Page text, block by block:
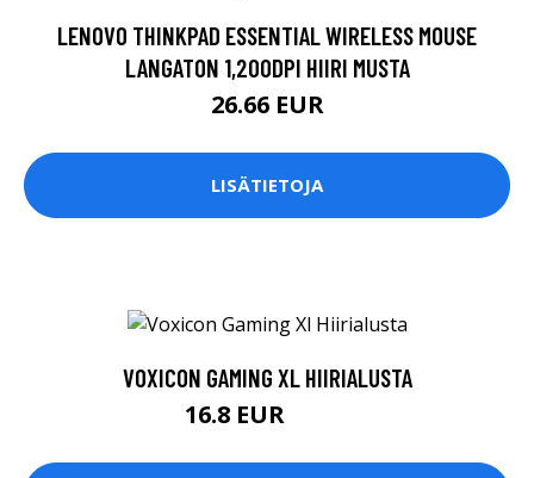
LENOVO THINKPAD ESSENTIAL WIRELESS MOUSE
LANGATON 1,200DPI HIIRI MUSTA
26.66 EUR
LISÄTIETOJA
VOXICON GAMING XL HIIRIALUSTA
16.8 EUR